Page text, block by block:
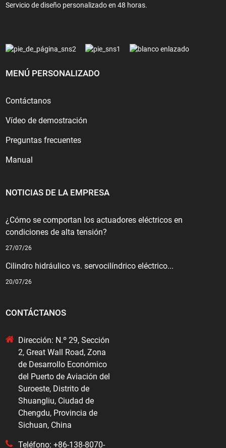
Servicio de diseño personalizado en 48 horas.
MENÚ PERSONALIZADO
Contáctanos
Vídeo de demostración
Preguntas frecuentes
Manual
NOTICIAS DE LA EMPRESA
¿Cómo se comportan los actuadores eléctricos en
condiciones de alta tensión?
27/07/26
Cilindro hidráulico vs. servocilíndrico eléctrico...
20/07/26
CONTÁCTANOS
Dirección: N.º 29, Sección
2, Great Wall Road, Zona
de Desarrollo Económico
del Puerto de Aviación del
Suroeste, Distrito de
Shuangliu, Ciudad de
Chengdu, Provincia de
Sichuan, China
Teléfono: +86-138-8070-